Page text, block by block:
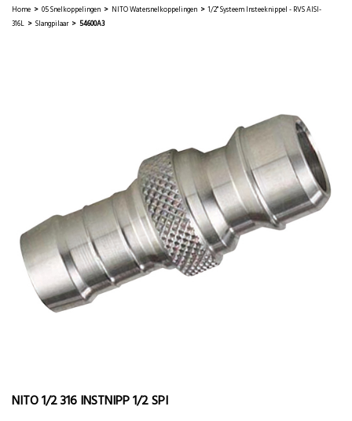
Home > 05 Snelkoppelingen > NITO Watersnelkoppelingen > 1/2'' Systeem Insteeknippel - RVS AISI-
316L > Slangpilaar > 54600A3
NITO 1/2 316 INSTNIPP 1/2 SPI